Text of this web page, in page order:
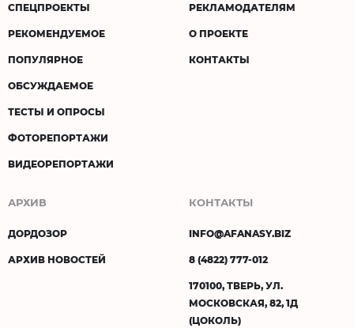
СПЕЦПРОЕКТЫ
РЕКОМЕНДУЕМОЕ
ПОПУЛЯРНОЕ
ОБСУЖДАЕМОЕ
ТЕСТЫ И ОПРОСЫ
ФОТОРЕПОРТАЖИ
ВИДЕОРЕПОРТАЖИ
РЕКЛАМОДАТЕЛЯМ
О ПРОЕКТЕ
КОНТАКТЫ
АРХИВ
ДОРДОЗОР
АРХИВ НОВОСТЕЙ
КОНТАКТЫ
INFO@AFANASY.BIZ
8 (4822) 777-012
170100, ТВЕРЬ, УЛ.
МОСКОВСКАЯ, 82, 1Д
(ЦОКОЛЬ)